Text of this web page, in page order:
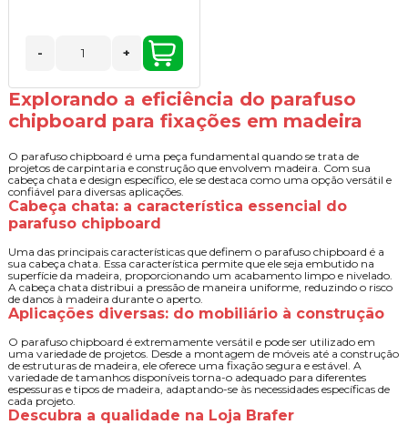
- +
Explorando a eficiência do parafuso
chipboard para fixações em madeira
O parafuso chipboard é uma peça fundamental quando se trata de
projetos de carpintaria e construção que envolvem madeira. Com sua
cabeça chata e design específico, ele se destaca como uma opção versátil e
confiável para diversas aplicações.
Cabeça chata: a característica essencial do
parafuso chipboard
Uma das principais características que definem o parafuso chipboard é a
sua cabeça chata. Essa característica permite que ele seja embutido na
superfície da madeira, proporcionando um acabamento limpo e nivelado.
A cabeça chata distribui a pressão de maneira uniforme, reduzindo o risco
de danos à madeira durante o aperto.
Aplicações diversas: do mobiliário à construção
O parafuso chipboard é extremamente versátil e pode ser utilizado em
uma variedade de projetos. Desde a montagem de móveis até a construção
de estruturas de madeira, ele oferece uma fixação segura e estável. A
variedade de tamanhos disponíveis torna-o adequado para diferentes
espessuras e tipos de madeira, adaptando-se às necessidades específicas de
cada projeto.
Descubra a qualidade na Loja Brafer